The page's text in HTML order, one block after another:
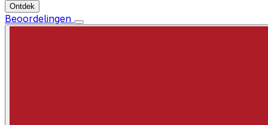
Ontdek
Beoordelingen